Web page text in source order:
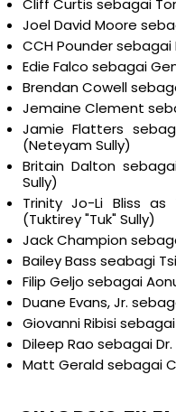
Cliff Curtis sebagai
Joel David Moore
CCH Pounder
Edie Falco sebagai
Brendan Cowell
Jemaine Clement
Jamie Flatters
(Neteyam Sully)
Britain Dalton
Sully)
Trinity Jo-Li Bliss as
(Tuktirey "Tuk" Sully)
Jack Champion
Bailey Bass seabagi
Filip Geljo sebagai
Duane Evans, Jr.
Giovanni Ribisi
Dileep Rao sebagai
Matt Gerald sebagai